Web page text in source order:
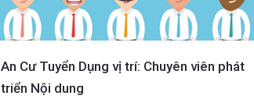
An Cư Tuyển Dụng vị trí: Chuyên viên phát
triển Nội dung